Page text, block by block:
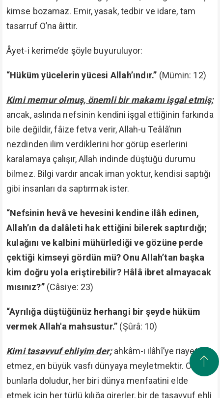
kimse bozamaz. Emir, yasak, tedbir ve idare, tam
tasarruf O’na âittir.
Âyet-i kerime’de şöyle buyuruluyor:
“Hüküm yücelerin yücesi Allah’ındır.” (Mümin: 12)
Kimi memur olmuş, önemli bir makamı işgal etmiş;
ancak, aslında nefsinin kendini işgal ettiğinin farkında
bile değildir, fâize fetva verir, Allah-u Teâlâ’nın
nezdinden ilim verdiklerini hor görüp eserlerini
karalamaya çalışır, Allah indinde düştüğü durumu
bilmez. Bilgi vardır ancak iman yoktur, kendisi saptığı
gibi insanları da saptırmak ister.
“Nefsinin hevâ ve hevesini kendine ilâh edinen,
Allah’ın da dalâleti hak ettiğini bilerek saptırdığı;
kulağını ve kalbini mühürlediği ve gözüne perde
çektiği kimseyi gördün mü? Onu Allah’tan başka
kim doğru yola eriştirebilir? Hâlâ ibret almayacak
mısınız?” (Câsiye: 23)
“Ayrılığa düştüğünüz herhangi bir şeyde hüküm
vermek Allah'a mahsustur.” (Şûrâ: 10)
Kimi tasavvuf ehliyim der;ahkâm-ı ilâhî’ye riayet
etmez, en büyük vasfı dünyaya meyletmektir. Ortalık
bunlarla doludur, her biri dünya menfaatini elde
etmek için her türlü kılığa girerler, bir de tasavvuf ehli